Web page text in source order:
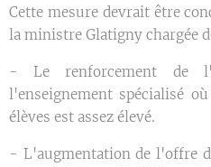
Cette mesure devrait être
la ministre Glatigny chargée
- Le renforcement de
l'enseignement spécialisé
élèves est assez élevé.
- L'augmentation de l'offre